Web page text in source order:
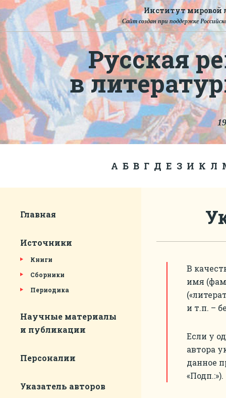
Институт мировой
Сайт создан при поддержке
Русская
в
Главная
Источники
Книги
Сборники
Периодика
Научные материалы
и публикации
Персоналии
Указатель авторов
А Б В Г Д Е З И К Л
В
имя
и т.п. –
Если у
автора
данное
«Подп.:»).